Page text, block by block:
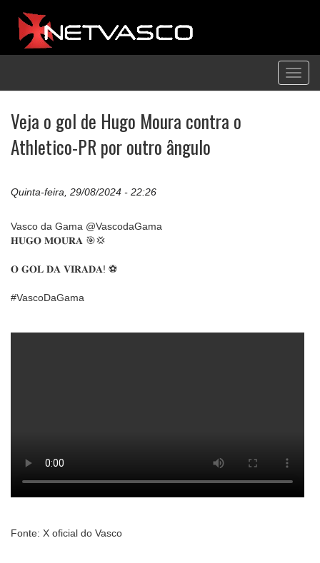
Veja o gol de Hugo Moura contra o
Athletico-PR por outro ângulo
Quinta-feira, 29/08/2024 - 22:26
Vasco da Gama @VascodaGama
𝐇𝐔𝐆𝐎 𝐌𝐎𝐔𝐑𝐀 🎯💢
𝐎 𝐆𝐎𝐋 𝐃𝐀 𝐕𝐈𝐑𝐀𝐃𝐀! ⚽
#VascoDaGama
Fonte: X oficial do Vasco